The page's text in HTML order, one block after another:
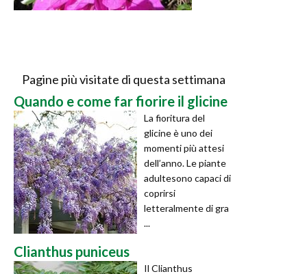
Pagine più visitate di questa settimana
Quando e come far fiorire il glicine
La fioritura del
glicine è uno dei
momenti più attesi
dell’anno. Le piante
adultesono capaci di
coprirsi
letteralmente di gra
...
Clianthus puniceus
Il Clianthus